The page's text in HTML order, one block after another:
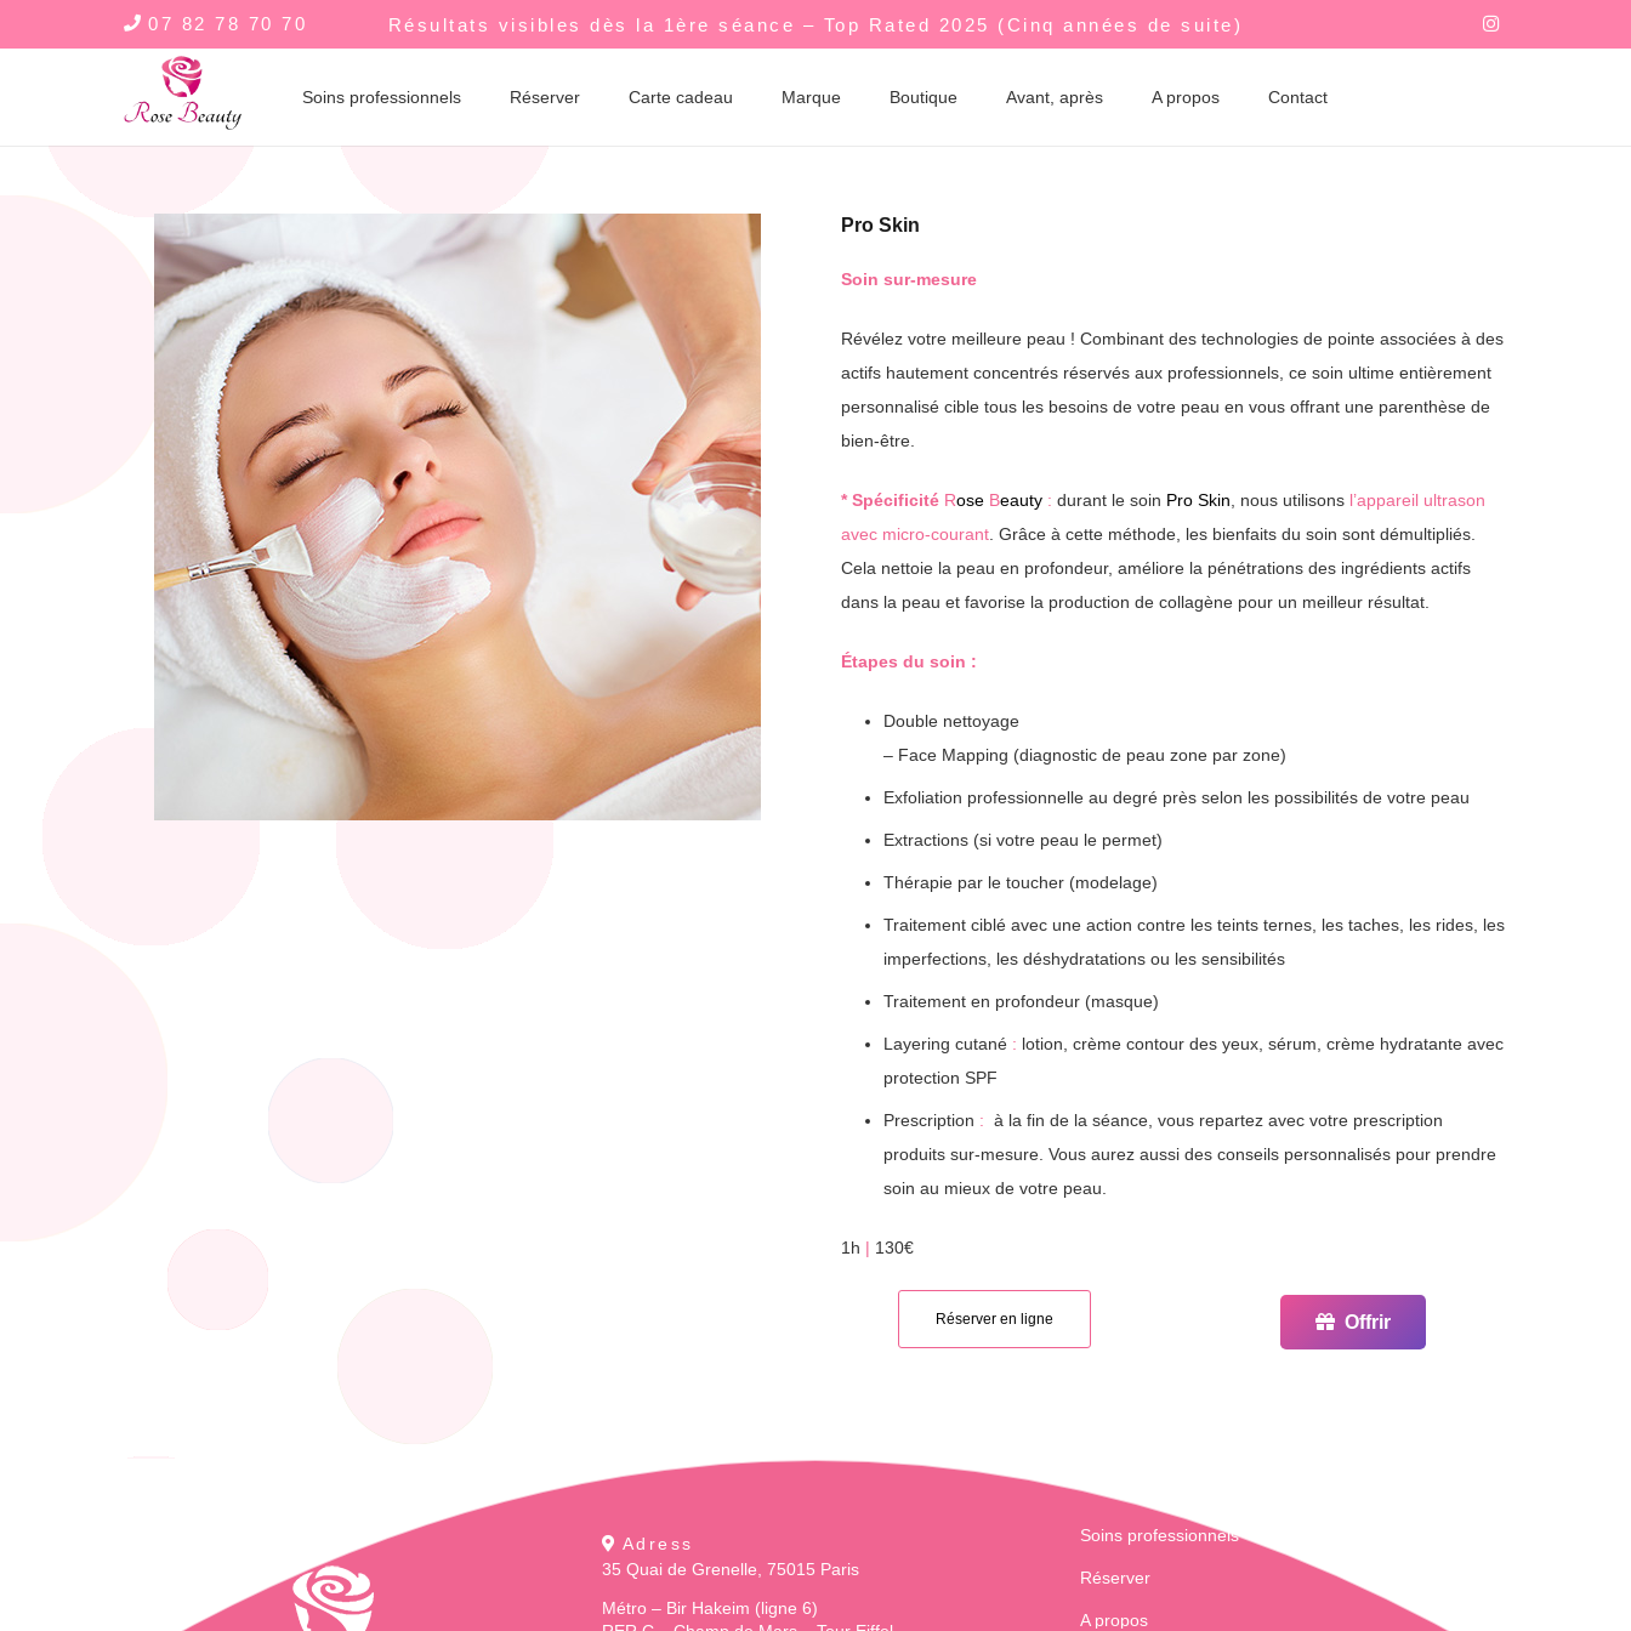
07 82 78 70 70 Résultats visibles dès la 1ère séance – Top Rated 2025 (Cinq années de suite)
Soins professionnels Réserver Carte cadeau Marque Boutique Avant, après A propos Contact
Pro Skin
Soin sur-mesure
Révélez votre meilleure peau ! Combinant des technologies de pointe associées à des
actifs hautement concentrés réservés aux professionnels, ce soin ultime entièrement
personnalisé cible tous les besoins de votre peau en vous offrant une parenthèse de
bien-être.
* Spécificité Rose Beauty : durant le soin Pro Skin , nous utilisons l’appareil ultrason
avec micro-courant . Grâce à cette méthode, les bienfaits du soin sont démultipliés.
Cela nettoie la peau en profondeur, améliore la pénétrations des ingrédients actifs
dans la peau et favorise la production de collagène pour un meilleur résultat.
Étapes du soin :
Double nettoyage
– Face Mapping (diagnostic de peau zone par zone)
Exfoliation professionnelle au degré près selon les possibilités de votre peau
Extractions (si votre peau le permet)
Thérapie par le toucher (modelage)
Traitement ciblé avec une action contre les teints ternes, les taches, les rides, les
imperfections, les déshydratations ou les sensibilités
Traitement en profondeur (masque)
Layering cutané : lotion, crème contour des yeux, sérum, crème hydratante avec
protection SPF
Prescription : à la fin de la séance, vous repartez avec votre prescription
produits sur-mesure. Vous aurez aussi des conseils personnalisés pour prendre
soin au mieux de votre peau.
1h | 130€
Réserver en ligne Offrir
Adress
35 Quai de Grenelle, 75015 Paris
Métro – Bir Hakeim (ligne 6)
Soins professionnels
Réserver
A propos